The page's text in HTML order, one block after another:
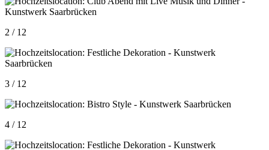
2 / 12
3 / 12
4 / 12